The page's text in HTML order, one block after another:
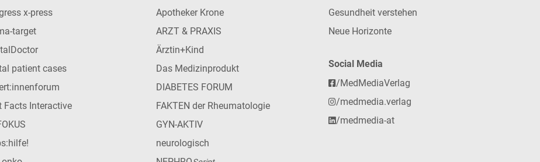
x-press
target
patient cases
Facts Interactive
Apotheker Krone
ARZT & PRAXIS
Ärztin+Kind
Das Medizinprodukt
DIABETES FORUM
FAKTEN der Rheumatologie
GYN-AKTIV
neurologisch
Gesundheit verstehen
Neue Horizonte
Social Media
/MedMediaVerlag
/medmedia.verlag
/medmedia-at